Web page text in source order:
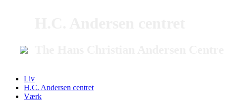
Liv
H.C. Andersen centret
Værk